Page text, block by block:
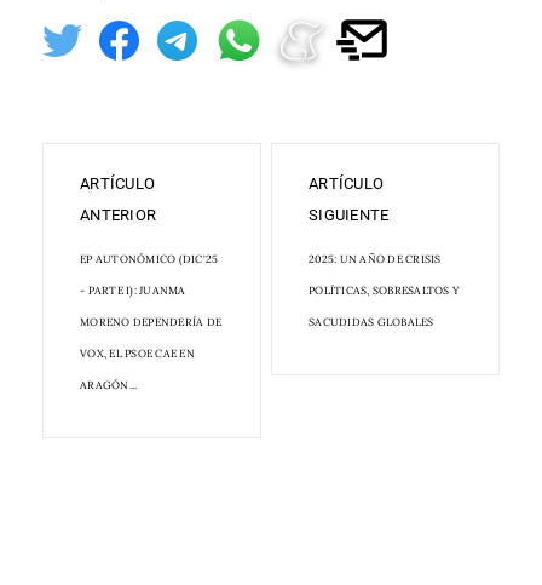
ARTÍCULO
ANTERIOR
EP AUTONÓMICO (DIC'25
- PARTE I): JUANMA
MORENO DEPENDERÍA DE
VOX, EL PSOE CAE EN
ARAGÓN...
ARTÍCULO
SIGUIENTE
2025: UN AÑO DE CRISIS
POLÍTICAS, SOBRESALTOS Y
SACUDIDAS GLOBALES